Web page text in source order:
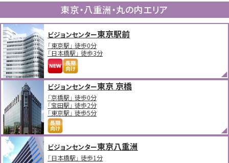
東京・八重洲・丸の内エリア
ビジョンセンター東京駅前
「東京駅」 徒歩0分
「日本橋駅」 徒歩3分
ビジョンセンター東京 京橋
「京橋駅」 徒歩0分
「宝田駅」 徒歩2分
「東京駅」 徒歩5分
ビジョンセンター東京八重洲
「日本橋駅」 徒歩1分